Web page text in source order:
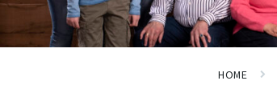
HOME